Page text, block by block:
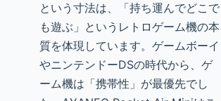
という寸法は、「持ち運んでどこで
も遊ぶ」というレトロゲーム機の本
質を体現しています。ゲームボーイ
やニンテンドーDSの時代から、ゲ
ーム機は「携帯性」が最優先でし